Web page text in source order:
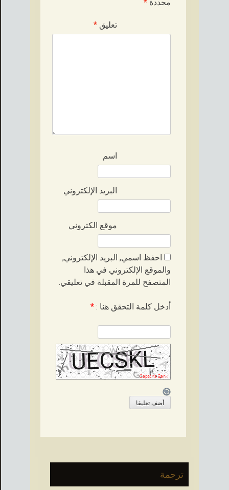
محددة *
تعليق *
اسم
البريد الإلكتروني
موقع الكتروني
احفظ اسمي, البريد الإلكتروني,
والموقع الإلكتروني في هذا
المتصفح للمرة المقبلة في تعليقي.
أدخل كلمة التحقق هنا : *
ترجمة